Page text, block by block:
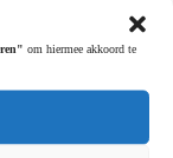
om hiermee akkoord te
sieraden dan ben
Hier delen we
te stylen,
zilver, de
pagina.